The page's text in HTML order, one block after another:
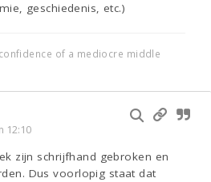
geschiedenis, etc.)
of a mediocre middle
12:10
zijn schrijfhand gebroken en
Dus voorlopig staat dat